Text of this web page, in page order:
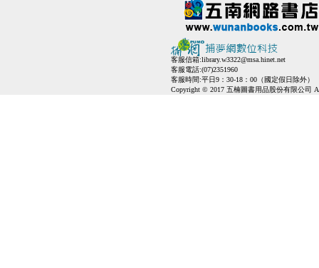
客服信箱:library.w3322@msa.hinet.net
客服電話:(07)2351960
客服時間:平日9：30-18：00（國定假日除外）
Copyright © 2017 五楠圖書用品股份有限公司